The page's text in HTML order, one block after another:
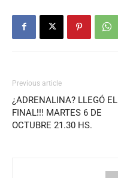
Previous article
¿ADRENALINA? LLEGÓ EL
FINAL!!! MARTES 6 DE
OCTUBRE 21.30 HS.